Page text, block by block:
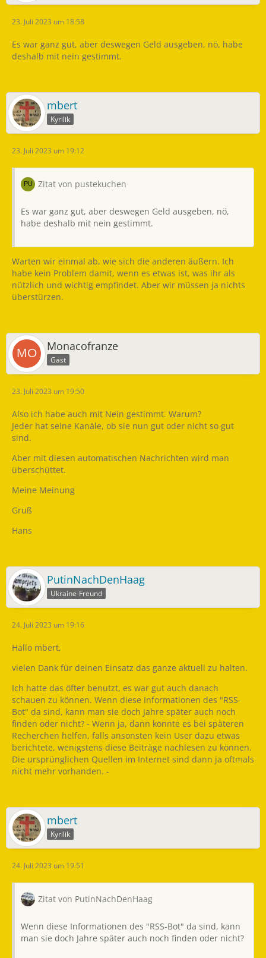
23. Juli 2023 um 18:58
Es war ganz gut, aber deswegen Geld ausgeben, nö, habe
deshalb mit nein gestimmt.
mbert
Kyrilik
23. Juli 2023 um 19:12
Zitat von pustekuchen
Es war ganz gut, aber deswegen Geld ausgeben, nö,
habe deshalb mit nein gestimmt.
Warten wir einmal ab, wie sich die anderen äußern. Ich
habe kein Problem damit, wenn es etwas ist, was ihr als
nützlich und wichtig empfindet. Aber wir müssen ja nichts
überstürzen.
Monacofranze
Gast
23. Juli 2023 um 19:50
Also ich habe auch mit Nein gestimmt. Warum?
Jeder hat seine Kanäle, ob sie nun gut oder nicht so gut
sind.
Aber mit diesen automatischen Nachrichten wird man
überschüttet.
Meine Meinung
Gruß
Hans
PutinNachDenHaag
Ukraine-Freund
24. Juli 2023 um 19:16
Hallo mbert,
vielen Dank für deinen Einsatz das ganze aktuell zu halten.
Ich hatte das öfter benutzt, es war gut auch danach
schauen zu können. Wenn diese Informationen des "RSS-
Bot" da sind, kann man sie doch Jahre später auch noch
finden oder nicht? - Wenn ja, dann könnte es bei späteren
Recherchen helfen, falls ansonsten kein User dazu etwas
berichtete, wenigstens diese Beiträge nachlesen zu können.
Die ursprünglichen Quellen im Internet sind dann ja oftmals
nicht mehr vorhanden. -
mbert
Kyrilik
24. Juli 2023 um 19:51
Zitat von PutinNachDenHaag
Wenn diese Informationen des "RSS-Bot" da sind, kann
man sie doch Jahre später auch noch finden oder nicht?